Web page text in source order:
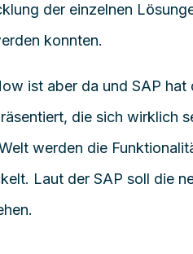
der einzelnen
konnten.
ist aber da und SAP hat
die sich wirklich
werden die
Laut der SAP soll die